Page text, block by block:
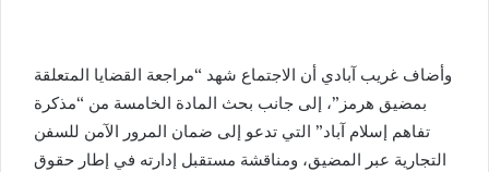
وأضاف غريب آبادي أن الاجتماع شهد “مراجعة القضايا المتعلقة
بمضيق هرمز”، إلى جانب بحث المادة الخامسة من “مذكرة
تفاهم إسلام آباد” التي تدعو إلى ضمان المرور الآمن للسفن
التجارية عبر المضيق، ومناقشة مستقبل إدارته في إطار حقوق